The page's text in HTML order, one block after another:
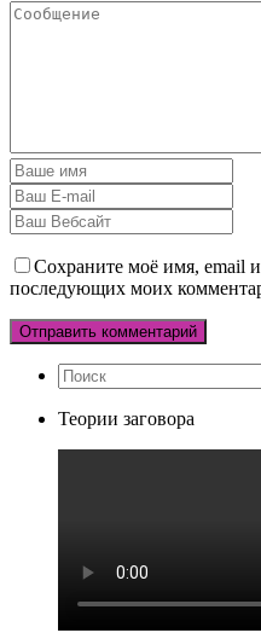
Сохраните моё имя, email и
последующих моих
Теории заговора